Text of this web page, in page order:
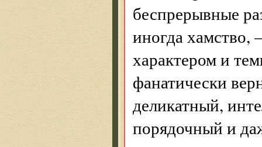
беспрерывные
иногда хамство,
характером и
фанатически
деликатный,
порядочный и